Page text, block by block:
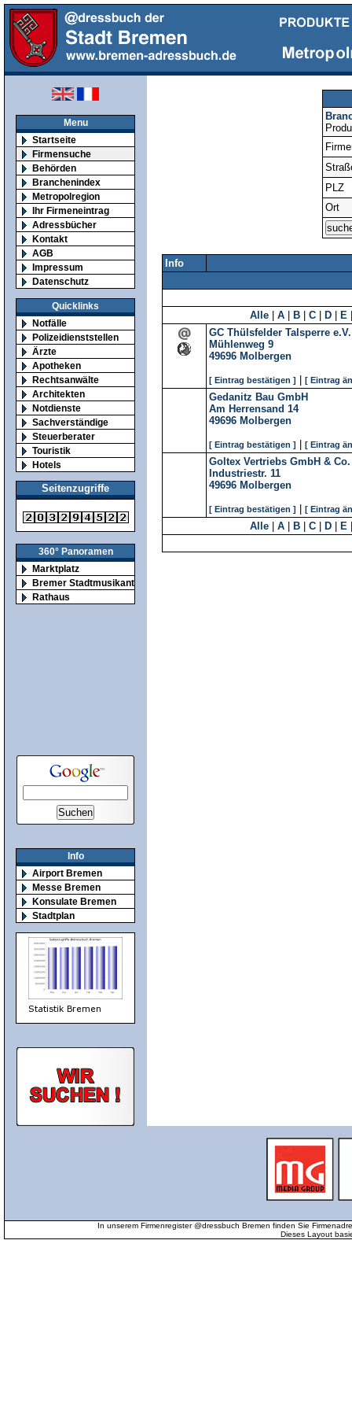
Menu
Startseite
Firmensuche
Behörden
Branchenindex
Metropolregion
Ihr Firmeneintrag
Adressbücher
Kontakt
AGB
Impressum
Datenschutz
Quicklinks
Notfälle
Polizeidienststellen
Ärzte
Apotheken
Rechtsanwälte
Architekten
Notdienste
Sachverständige
Steuerberater
Touristik
Hotels
Seitenzugriffe
360° Panoramen
Marktplatz
Bremer Stadtmusikanten
Rathaus
Info
Airport Bremen
Messe Bremen
Konsulate Bremen
Stadtplan
PLZ
Ort
Info
Alle A B C D E
GC Thülsfelder Talsperre e.V.
Mühlenweg 9
49696 Molbergen
[ Eintrag bestätigen ] [ Eintrag
Gedanitz Bau GmbH
Am Herrensand 14
49696 Molbergen
[ Eintrag bestätigen ] [ Eintrag
Goltex Vertriebs GmbH &
Industriestr. 11
49696 Molbergen
[ Eintrag bestätigen ] [ Eintrag
Alle A B C D E
In unserem Firmenregister @dressbuch Bremen finden Sie
Dieses Layout